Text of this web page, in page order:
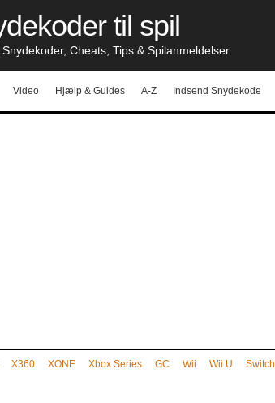
til spil
Cheats, Tips & Spilanmeldelser
Video Hjælp & Guides A-Z Indsend Snydekode
X360 XONE Xbox Series GC Wii Wii U Switch